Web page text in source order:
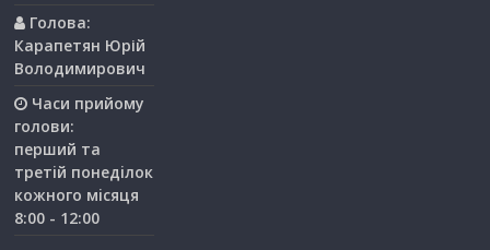
Голова:
Карапетян Юрій
Володимирович
Часи прийому
голови:
перший та
третiй понедiлок
кожного мiсяця
8:00 - 12:00